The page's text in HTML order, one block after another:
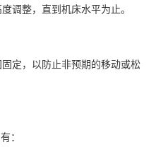
调整，直到机床水平为止。
定，以防止非预期的移动或松
：